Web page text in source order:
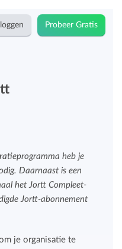
Probeer Gratis
heb je
Daarnaast is een
het Jortt Compleet-
Jortt-abonnement
je organisatie te